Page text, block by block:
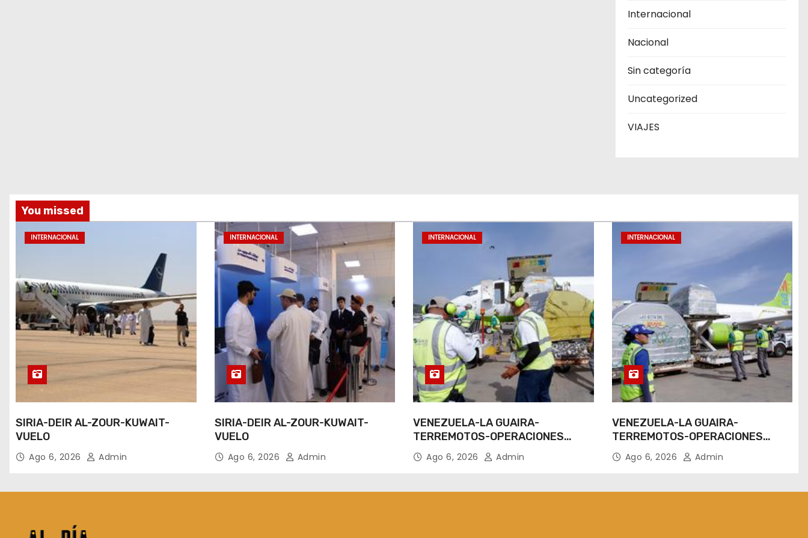
Internacional
Nacional
Sin categoría
Uncategorized
VIAJES
You missed
INTERNACIONAL
SIRIA-DEIR AL-ZOUR-KUWAIT-
VUELO
Ago 6, 2026 Admin
INTERNACIONAL
SIRIA-DEIR AL-ZOUR-KUWAIT-
VUELO
Ago 6, 2026 Admin
INTERNACIONAL
VENEZUELA-LA GUAIRA-
TERREMOTOS-OPERACIONES
AEREAS
Ago 6, 2026 Admin
INTERNACIONAL
VENEZUELA-LA GUAIRA-
TERREMOTOS-OPERACIONES
AEREAS
Ago 6, 2026 Admin